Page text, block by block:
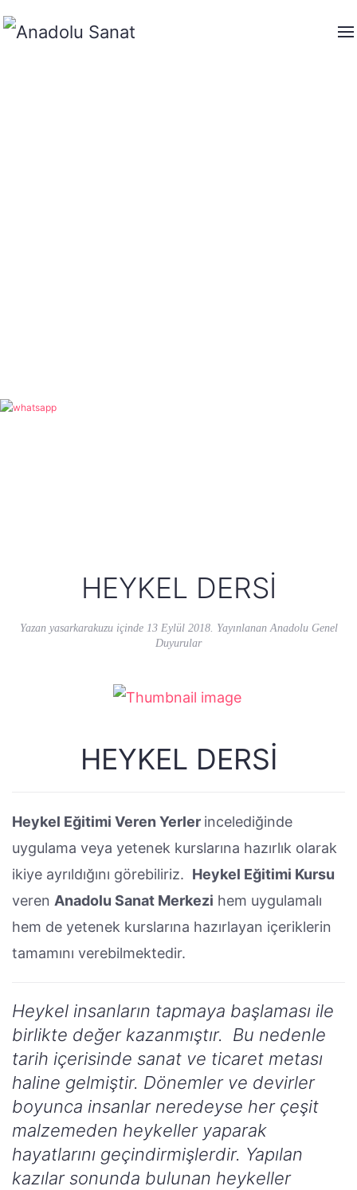
HEYKEL DERSI
Yazan yasarkarakuzuiçinde 13 Eylül 2018. YayınlananAnadolu Genel
Duyurular
HEYKEL DERSI
Heykel Eğitimi Veren Yerler incelediğinde
uygulama veya yetenek kurslarına hazırlık olarak
ikiye ayrıldığını görebiliriz. Heykel Eğitimi Kursu
veren Anadolu Sanat Merkezi hem uygulamalı
hem de yetenek kurslarına hazırlayan içeriklerin
tamamını verebilmektedir.
Heykel insanların tapmaya başlaması ile
birlikte değer kazanmıştır. Bu nedenle
tarih içerisinde sanat ve ticaret metası
haline gelmiştir. Dönemler ve devirler
boyunca insanlar neredeyse her çeşit
malzemeden heykeller yaparak
hayatlarını geçindirmişlerdir. Yapılan
kazılar sonunda bulunan heykeller